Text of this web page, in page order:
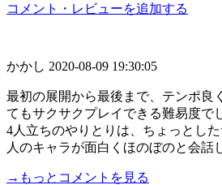
コメント・レビューを追加する
かかし 2020-08-09 19:30:05
最初の展開から最後まで、テンポ良
てもサクサクプレイできる難易度で
4人立ちのやりとりは、ちょっとし
人のキャラが面白くほのぼのと会話
→もっとコメントを見る